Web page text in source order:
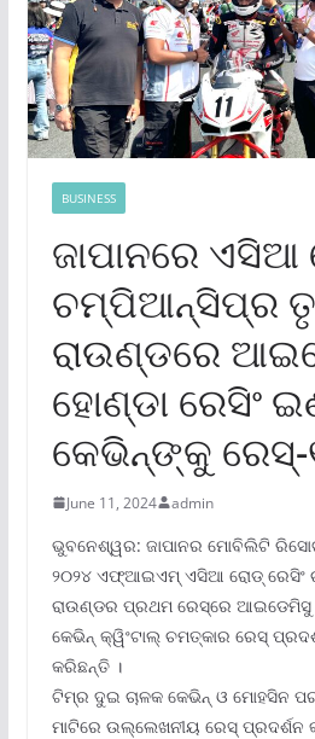
BUSINESS
ଜାପାନରେ ଏସିଆ
ଚମ୍ପିଆନ୍‌ସିପ୍‌ର
ରାଉଣ୍ଡରେ
ହୋଣ୍ଡା ରେସିଂ
କେଭିନ୍‌ଙ୍କୁ ରେସ୍‌-
June 11, 2024 admin
ଭୁବନେଶ୍ୱର: ଜାପାନର ମୋବିଲିଟି
୨୦୨୪ ଏଫ୍‌ଆଇଏମ୍ ଏସିଆ ରୋଡ୍ ରେସିଂ
ରାଉଣ୍ଡର ପ୍ରଥମ ରେସ୍‌ରେ
କେଭିନ୍ କ୍ୱିଂଟାଲ୍ ଚମତ୍କାର ରେସ୍
କରିଛନ୍ତି ।
ଟିମ୍‌ର ଦୁଇ ଚାଳକ କେଭିନ୍ ଓ ମୋହସିନ
ମାଟିରେ ଉଲ୍ଲେଖନୀୟ ରେସ୍ ପ୍ରଦର୍ଶନ